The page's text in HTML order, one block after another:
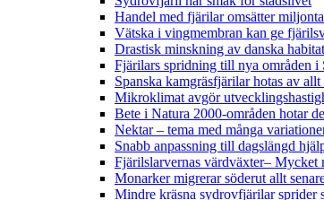
Handel med fjärilar omsätter
Vätska i vingmembran kan ge
Drastisk minskning av danska
Fjärilars spridning till nya områden i
Spanska kamgräsfjärilar hotas av
Mikroklimat avgör
Bete i Natura 2000-områden hotar
Nektar – tema med många
Snabb anpassning till dagslängd
Fjärilslarvernas värdväxter– Mycket
Monarker migrerar söderut allt
Mindre kräsna sydrovfjärilar sprider